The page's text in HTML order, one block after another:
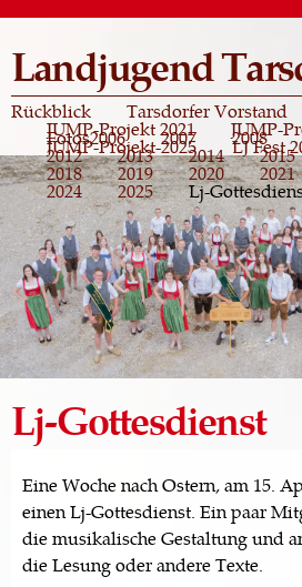
Direkt
Inhalt
Landjugend
Rückblick Tarsdorfer Vorstand
Fotos2006 2007 2008
2012 2013 2014 2015
2018 2019 2020 2021
2024 2025 Lj-
JUMP-Projekt 2021 JUMP-
JUMP-Projekt-2025 LJ Fest
Lj-Gottesdienst
Eine Woche nach Ostern, am 15.
einen Lj-Gottesdienst. Ein paar
die musikalische Gestaltung und
die Lesung oder andere Texte.